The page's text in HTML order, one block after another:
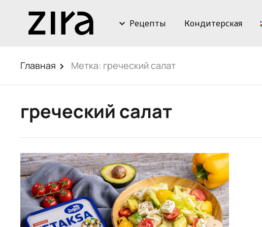
Рецепты Кондитерская
Главная Метка: греческий салат
греческий салат